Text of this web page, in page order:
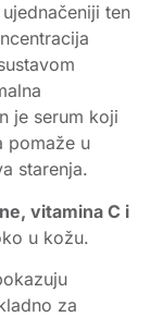
ten
je serum koji
pomaže u
starenja.
vitamina C i
u kožu.
za